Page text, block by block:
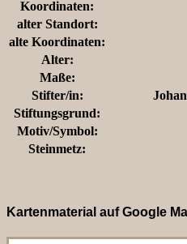
Koordinaten:
alter Standort:
alte Koordinaten:
Alter:
Maße:
Stifter/in:
Stiftungsgrund:
Motiv/Symbol:
Steinmetz:
Kartenmaterial auf Google